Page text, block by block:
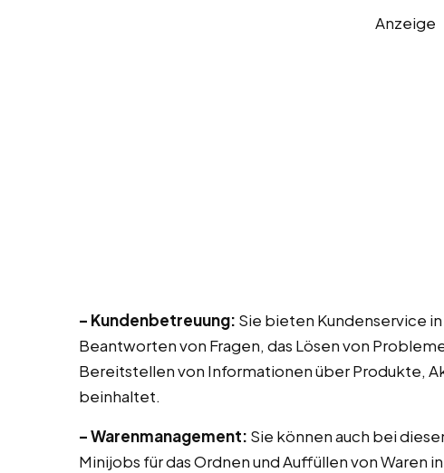
Anzeige
– Kundenbetreuung: Sie bieten Kundenservice
Beantworten von Fragen, das Lösen von
Bereitstellen von Informationen über Produkte,
beinhaltet.
– Warenmanagement: Sie können auch bei
Minijobs für das Ordnen und Auffüllen von Waren